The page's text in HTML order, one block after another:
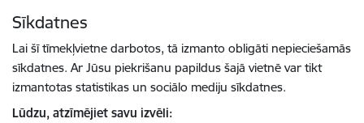
Sīkdatnes
Lai šī tīmekļvietne darbotos, tā izmanto obligāti nepieciešamās
sīkdatnes. Ar Jūsu piekrišanu papildus šajā vietnē var tikt
izmantotas statistikas un sociālo mediju sīkdatnes.
Lūdzu, atzīmējiet savu izvēli: